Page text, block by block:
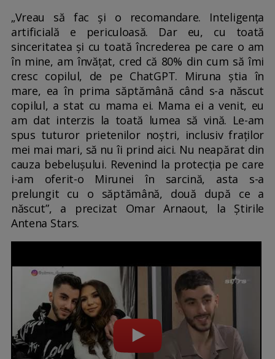
„Vreau să fac și o recomandare. Inteligența
artificială e periculoasă. Dar eu, cu toată
sinceritatea și cu toată încrederea pe care o am
în mine, am învățat, cred că 80% din cum să îmi
cresc copilul, de pe ChatGPT. Miruna știa în
mare, ea în prima săptămână când s-a născut
copilul, a stat cu mama ei. Mama ei a venit, eu
am dat interzis la toată lumea să vină. Le-am
spus tuturor prietenilor noștri, inclusiv fraților
mei mai mari, să nu îi prind aici. Nu neapărat din
cauza bebelușului. Revenind la protecția pe care
i-am oferit-o Mirunei în sarcină, asta s-a
prelungit cu o săptămână, două după ce a
născut”, a precizat Omar Arnaout, la Știrile
Antena Stars.